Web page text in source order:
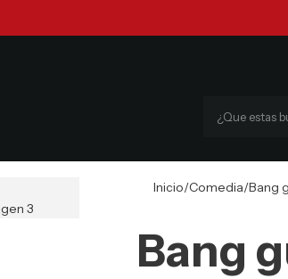
Inicio Comedia Bang
Bang